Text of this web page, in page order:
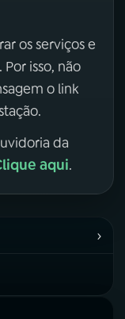
os serviços e
isso, não
o link
da
aqui.
›